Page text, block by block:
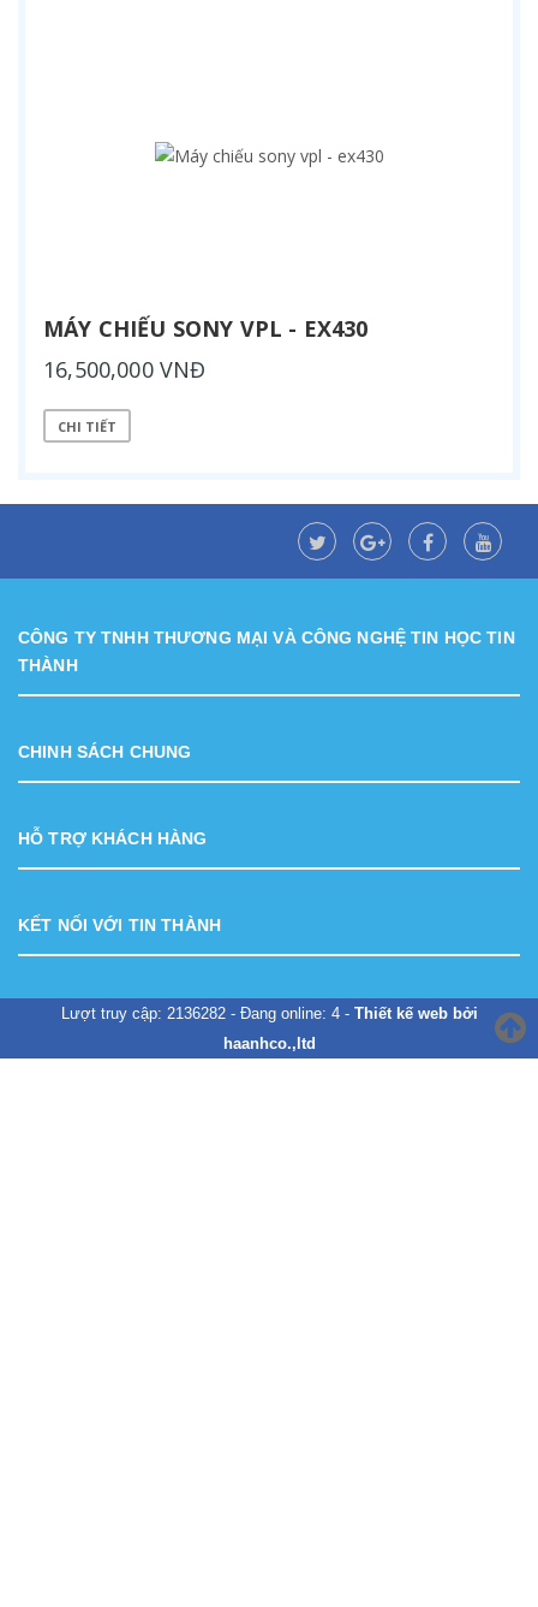
MÁY CHIẾU SONY VPL - EX430
16,500,000 VNĐ
CHI TIẾT
CÔNG TY TNHH THƯƠNG MẠI VÀ CÔNG NGHỆ TIN HỌC TIN
THÀNH
CHINH SÁCH CHUNG
HỖ TRỢ KHÁCH HÀNG
KẾT NỐI VỚI TIN THÀNH
Lượt truy cập: 2136282 - Đang online: 4 - Thiết kế web bởi
haanhco.,ltd